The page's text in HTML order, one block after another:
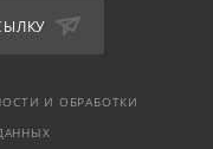
И ОБРАБОТКИ